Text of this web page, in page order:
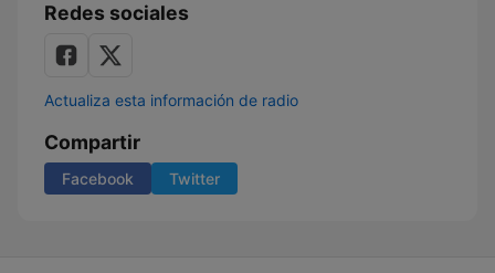
Redes sociales
Actualiza esta información de radio
Compartir
Facebook Twitter